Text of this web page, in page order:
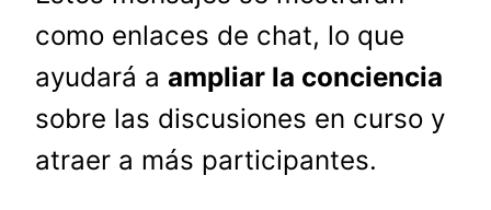
como enlaces de chat, lo que
ayudará a ampliar la conciencia
sobre las discusiones en curso y
atraer a más participantes.